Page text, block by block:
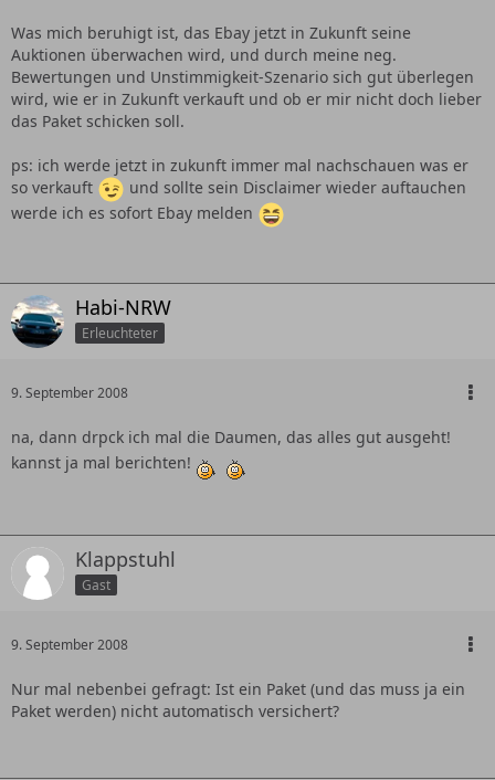
Was mich beruhigt ist, das Ebay jetzt in Zukunft seine
Auktionen überwachen wird, und durch meine neg.
Bewertungen und Unstimmigkeit-Szenario sich gut überlegen
wird, wie er in Zukunft verkauft und ob er mir nicht doch lieber
das Paket schicken soll.
ps: ich werde jetzt in zukunft immer mal nachschauen was er
so verkauft
und sollte sein Disclaimer wieder auftauchen
werde ich es sofort Ebay melden
Habi-NRW
Erleuchteter
9. September 2008
na, dann drpck ich mal die Daumen, das alles gut ausgeht!
kannst ja mal berichten!
Klappstuhl
Gast
9. September 2008
Nur mal nebenbei gefragt: Ist ein Paket (und das muss ja ein
Paket werden) nicht automatisch versichert?